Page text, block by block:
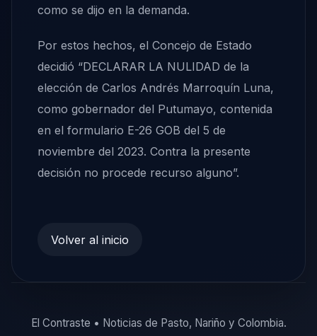
como se dijo en la demanda.
Por estos hechos, el Concejo de Estado
decidió “DECLARAR LA NULIDAD de la
elección de Carlos Andrés Marroquín Luna,
como gobernador del Putumayo, contenida
en el formulario E-26 GOB del 5 de
noviembre del 2023. Contra la presente
decisión no procede recurso alguno”.
Volver al inicio
El Contraste • Noticias de Pasto, Nariño y Colombia.